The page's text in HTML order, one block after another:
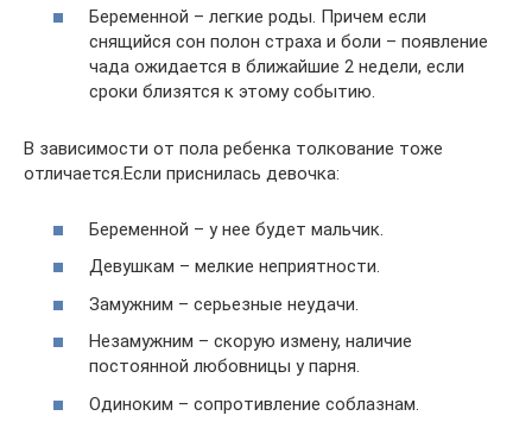
Беременной – легкие роды. Причем если
снящийся сон полон страха и боли – появление
чада ожидается в ближайшие 2 недели, если
сроки близятся к этому событию.
В зависимости от пола ребенка толкование тоже
отличается.Если приснилась девочка:
Беременной – у нее будет мальчик.
Девушкам – мелкие неприятности.
Замужним – серьезные неудачи.
Незамужним – скорую измену, наличие
постоянной любовницы у парня.
Одиноким – сопротивление соблазнам.